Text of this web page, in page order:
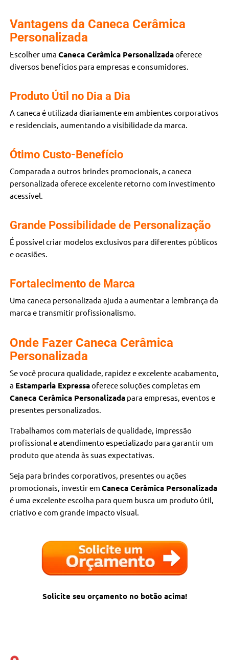
Vantagens da Caneca Cerâmica
Personalizada
Escolher umaCaneca Cerâmica Personalizadaoferece
diversos benefícios para empresas e consumidores.
Produto Útil no Dia a Dia
A caneca é utilizada diariamente em ambientes corporativos
e residenciais, aumentando a visibilidade da marca.
Ótimo Custo-Benefício
Comparada a outros brindes promocionais, a caneca
personalizada oferece excelente retorno com investimento
acessível.
Grande Possibilidade de Personalização
É possível criar modelos exclusivos para diferentes públicos
e ocasiões.
Fortalecimento de Marca
Uma caneca personalizada ajuda a aumentar a lembrança da
marca e transmitir profissionalismo.
Onde Fazer Caneca Cerâmica
Personalizada
Se você procura qualidade, rapidez e excelente acabamento,
a Estamparia Expressaoferece soluções completas em
Caneca Cerâmica Personalizada para empresas, eventos e
presentes personalizados.
Trabalhamos com materiais de qualidade, impressão
profissional e atendimento especializado para garantir um
produto que atenda às suas expectativas.
Seja para brindes corporativos, presentes ou ações
promocionais, investir emCaneca Cerâmica Personalizada
é uma excelente escolha para quem busca um produto útil,
criativo e com grande impacto visual.
Solicite seu orçamento no botão acima!